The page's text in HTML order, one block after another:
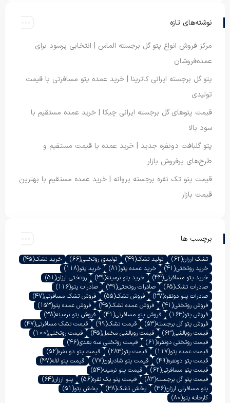
نوشته‌های تازه
مرکز فروش انواع پتو گل برجسته الماس | انتخابی پرسود برای
عمده‌فروشان
پتو گل برجسته ایرانی کاترینا | خرید عمده پتو مسافرتی با قیمت
تولیدی
قیمت پتوهای گل برجسته ایرانی چیکا | خرید عمده مستقیم با
سود بالا
پتو گلبافت دونفره جدید | خرید عمده با قیمت مستقیم و
طرح‌های پرفروش بازار
قیمت پتو تک نفره برجسته پروانه | خرید عمده مستقیم با بهترین
قیمت بازار
برچسب ها
تشک ارزان(62) تولید تشک(49) تولیدی روتختی(66) خرید تشک(45)
خرید روتختی(41) خرید عمده پتو(81) خرید پتو(118)
خرید پتو مسافرتی(44) خرید پتو نرمینه(39) روتختی ارزان(51)
صادرات تشک(65) صادرات روتختی(39) صادرات پتو(116)
صادرات پتو دونفره(37) فروش تشک(55) فروش تشک مسافرتی(47)
فروش روتختی(41) فروش عمده تشک(45) فروش عمده پتو(153)
فروش پتو(163) فروش پتو مسافرتی(41) فروش پتو نرمینه(38)
فروش پتو گل برجسته(53) قیمت تشک(99) قیمت تشک مسافرتی(47)
قیمت روبالشی(63) قیمت روبالشی مخمل(45) قیمت روتختی(100)
قیمت روتختی دونفره(61) قیمت روتختی سه بعدی(46)
قیمت عمده پتو(117) قیمت پتو(283) قیمت پتو دو نفره(52)
قیمت پتو دونفره(49) قیمت پتو شادیلون(77) قیمت پتو لاله(47)
قیمت پتو مسافرتی(62) قیمت پتو نرمینه(54)
قیمت پتو گل برجسته(83) قیمت پتو یک نفره(56) پتو ارزان(64)
پتو مسافرتی ارزان(36) پخش تشک(38) پخش پتو(51)
کارخانه پتو(80)